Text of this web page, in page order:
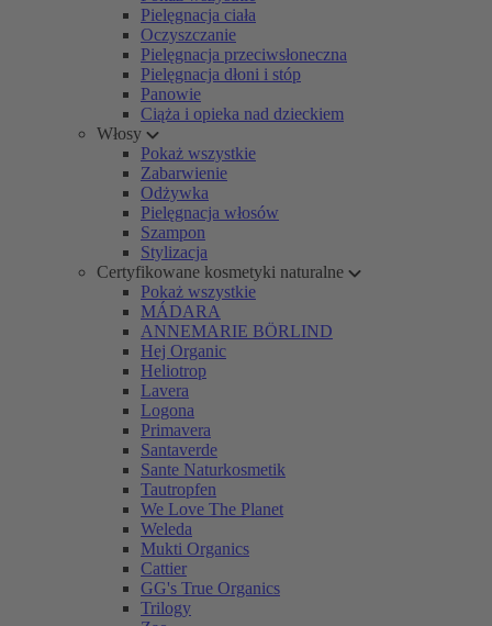
Pielęgnacja ciała
Oczyszczanie
Pielęgnacja przeciwsłoneczna
Pielęgnacja dłoni i stóp
Panowie
Ciąża i opieka nad dzieckiem
Włosy
Pokaż wszystkie
Zabarwienie
Odżywka
Pielęgnacja włosów
Szampon
Stylizacja
Certyfikowane kosmetyki naturalne
Pokaż wszystkie
MÁDARA
ANNEMARIE BÖRLIND
Hej Organic
Heliotrop
Lavera
Logona
Primavera
Santaverde
Sante Naturkosmetik
Tautropfen
We Love The Planet
Weleda
Mukti Organics
Cattier
GG's True Organics
Trilogy